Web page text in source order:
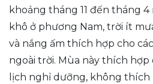
khoảng tháng 11 đến tháng
khô ở phương Nam, trời ít
và nắng ấm thích hợp cho
ngoài trời. Mùa này thích
lịch nghỉ dưỡng, không thích